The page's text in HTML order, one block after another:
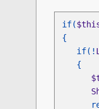
if(
if(!